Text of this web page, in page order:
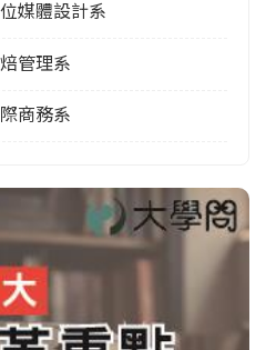
媒體設計系
管理系
商務系